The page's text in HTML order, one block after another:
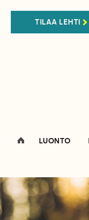
TILAA LEHTI
LUONTO